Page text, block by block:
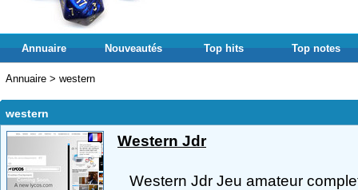
Annuaire Nouveautés Top hits Top notes
Annuaire > western
western
Western Jdr
Western Jdr Jeu amateur